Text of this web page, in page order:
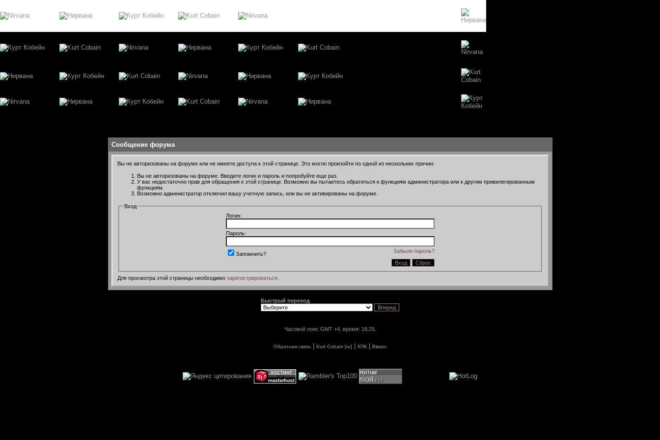
Сообщение форума
Вы не авторизованы на форуме или не имеете доступа к этой странице. Это могло произойти по одной из нескольких причин:
Вы не авторизованы на форуме. Введите логин и пароль и попробуйте еще раз.
У вас недостаточно прав для обращения к этой странице. Возможно вы пытаетесь обратиться к функциям администратора или к другим привилегированным
функциям.
Возможно администратор отключил вашу учетную запись, или вы не активированы на форуме.
Вход
Логин:
Пароль:
Забыли пароль?
Запомнить?
Для просмотра этой страницы необходимо зарегистрироваться.
Быстрый переход
Часовой пояс GMT +4, время: 16:25.
Обратная связь Kurt Cobain [ru] КПК Вверх